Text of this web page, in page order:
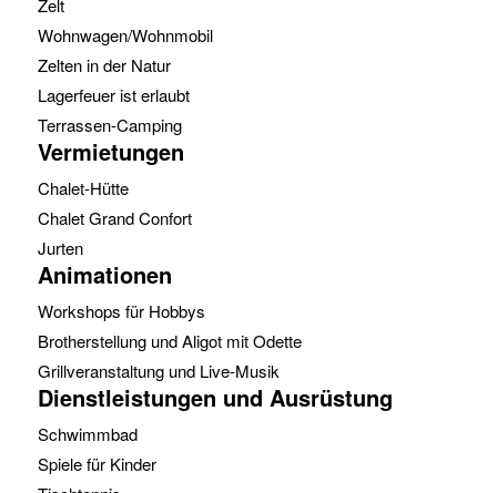
Zelt
Wohnwagen/Wohnmobil
Zelten in der Natur
Lagerfeuer ist erlaubt
Terrassen-Camping
Vermietungen
Chalet-Hütte
Chalet Grand Confort
Jurten
Animationen
Workshops für Hobbys
Brotherstellung und Aligot mit Odette
Grillveranstaltung und Live-Musik
Dienstleistungen und Ausrüstung
Schwimmbad
Spiele für Kinder